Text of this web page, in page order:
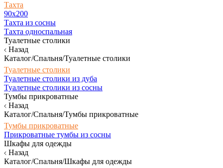
Тахта
90х200
Тахта из сосны
Тахта односпальная
Туалетные столики
Назад
Каталог/Спальня/Туалетные столики
Туалетные столики
Туалетные столики из дуба
Туалетные столики из сосны
Тумбы прикроватные
Назад
Каталог/Спальня/Тумбы прикроватные
Тумбы прикроватные
Прикроватные тумбы из сосны
Шкафы для одежды
Назад
Каталог/Спальня/Шкафы для одежды